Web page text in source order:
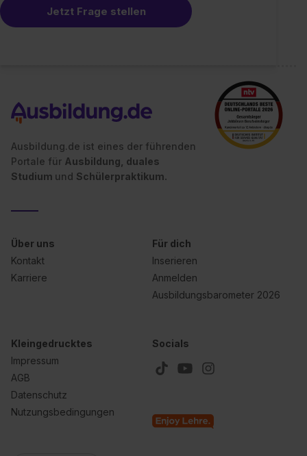
Jetzt Frage stellen
Ausbildung.de ist eines der führenden
Portale für Ausbildung, duales
Studium und Schülerpraktikum.
Über uns
Kontakt
Karriere
Für dich
Inserieren
Anmelden
Ausbildungsbarometer 2026
Kleingedrucktes
Impressum
AGB
Datenschutz
Nutzungsbedingungen
Socials